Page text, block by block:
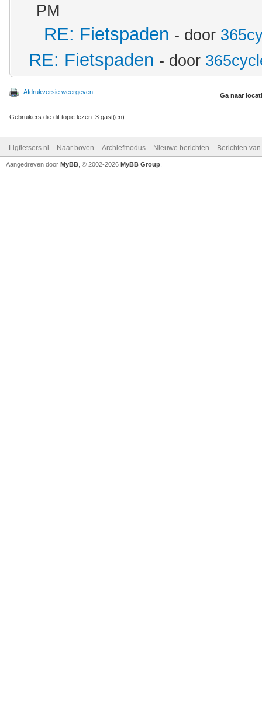
PM
RE: Fietspaden - door
RE: Fietspaden - door
Afdrukversie weergeven Ga naar
Gebruikers die dit topic lezen: 3 gast(en)
Ligfietsers.nl Naar boven Archiefmodus Nieuwe berichten Berichten
Aangedreven door MyBB , © 2002-2026 MyBB Group